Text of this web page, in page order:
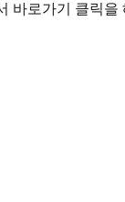
바로가기 클릭